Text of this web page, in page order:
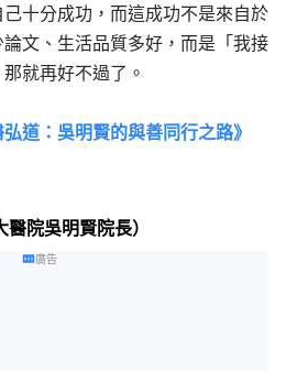
十分成功，而這成功不是來自於
文、生活品質多好，而是「我接
就再好不過了。
弘道：吳明賢的與善同行之路》
院吳明賢院長）
廣告